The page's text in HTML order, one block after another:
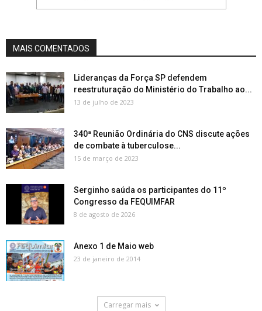
MAIS COMENTADOS
Lideranças da Força SP defendem
reestruturação do Ministério do Trabalho ao...
13 de julho de 2023
340ª Reunião Ordinária do CNS discute ações
de combate à tuberculose...
15 de março de 2023
Serginho saúda os participantes do 11º
Congresso da FEQUIMFAR
8 de agosto de 2026
Anexo 1 de Maio web
23 de janeiro de 2014
Carregar mais